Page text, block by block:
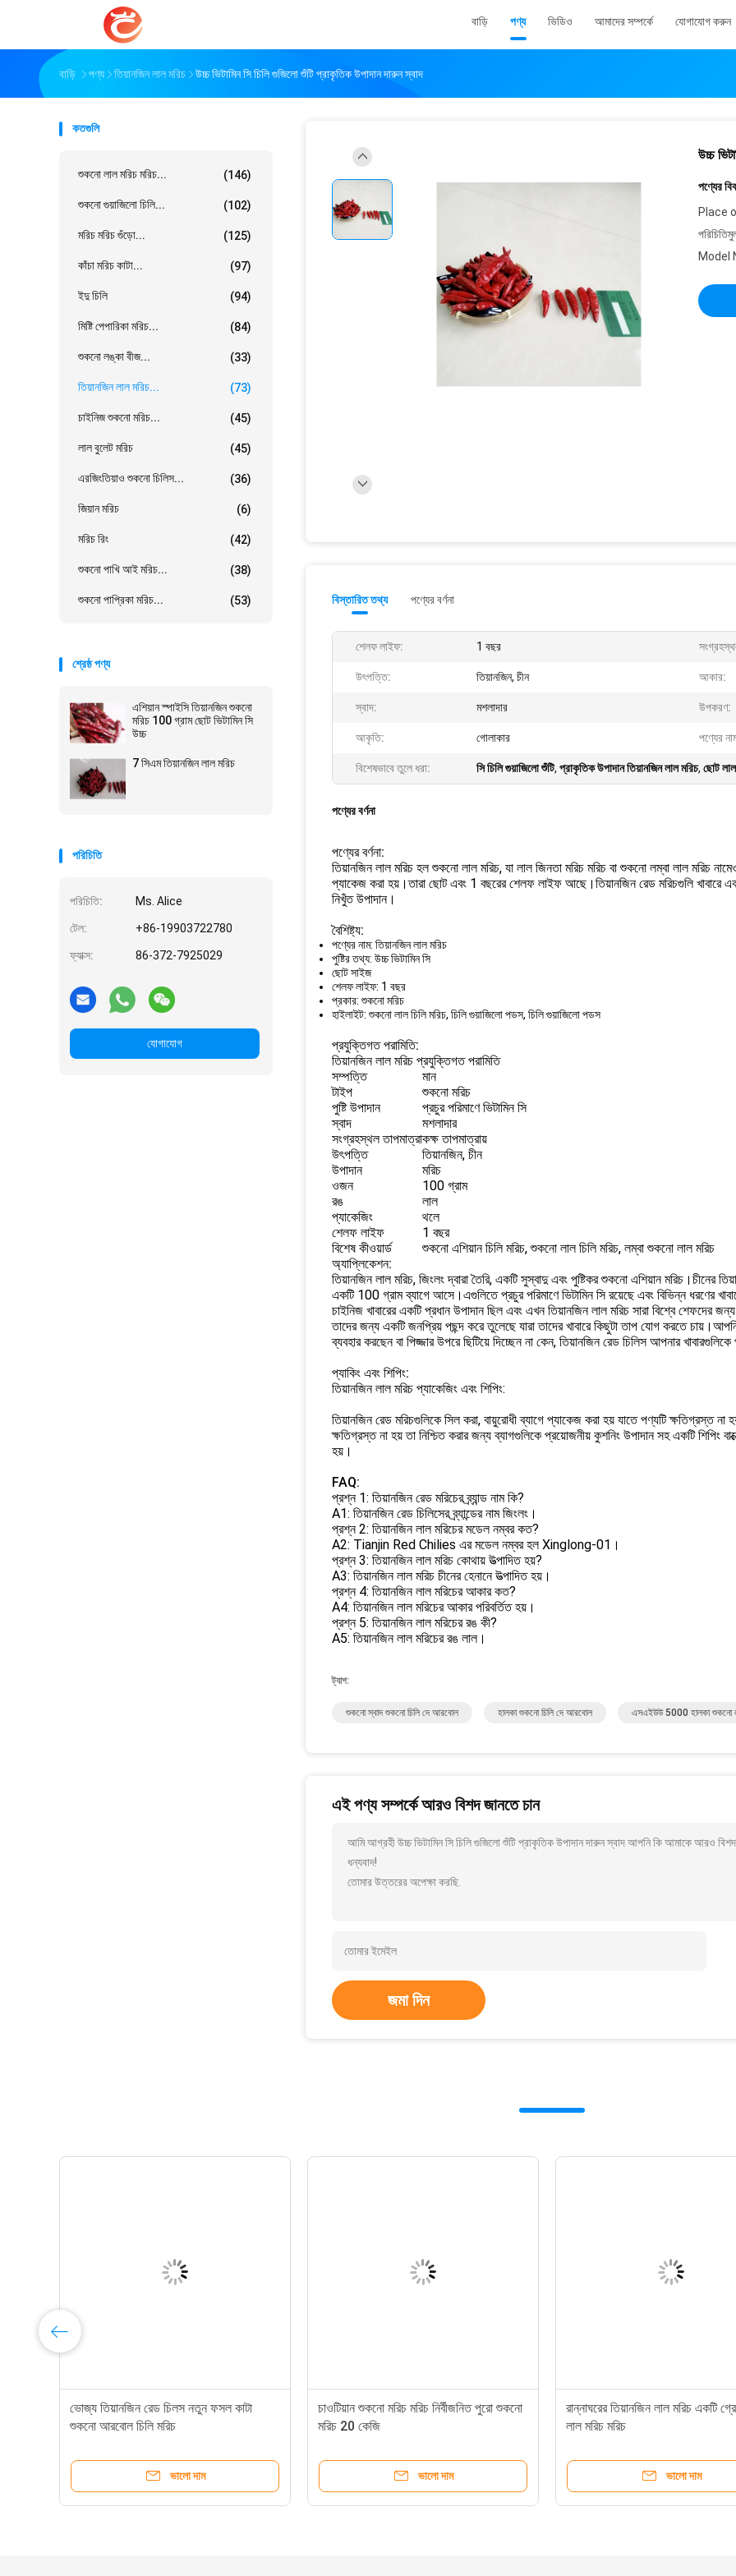
বাড়ি পণ্য ভিডিও আমাদের সম্পর্কে যোগাযোগ করুন
বাড়ি পণ্য তিয়ানজিন লাল মরিচ উচ্চ ভিটামিন সি চিলি গুজিলো শুঁটি প্রাকৃতিক উপাদান দারুন স্বাদ
কতগুলি
শুকনো লাল মরিচ মরিচ... (146)
শুকনো গুয়াজিলো চিলি... (102)
মরিচ মরিচ গুঁড়ো... (125)
কাঁচা মরিচ কাটা... (97)
ইদু চিলি (94)
মিষ্টি পেপারিকা মরিচ... (84)
শুকনো লঙ্কা বীজ... (33)
তিয়ানজিন লাল মরিচ... (73)
চাইনিজ শুকনো মরিচ... (45)
লাল বুলেট মরিচ (45)
এরজিংতিয়াও শুকনো চিলিস... (36)
জিয়ান মরিচ (6)
মরিচ রিং (42)
শুকনো পাখি আই মরিচ... (38)
শুকনো পাপ্রিকা মরিচ... (53)
শ্রেষ্ঠ পণ্য
এশিয়ান স্পাইসি তিয়ানজিন শুকনো
মরিচ 100 গ্রাম ছোট ভিটামিন সি
উচ্চ
7 সিএম তিয়ানজিন লাল মরিচ
পরিচিতি
পরিচিতি: Ms. Alice
টেল: +86-19903722780
ফ্যাক্স: 86-372-7925029
যোগাযোগ
উচ্চ
পণ্যের
Place
Model
বিস্তারিত তথ্য পণ্যের বর্ণনা
শেলফ লাইফ: 1 বছর
উৎপত্তি: তিয়ানজিন, চীন আকার:
স্বাদ: মশলাদার উপকরণ:
আকৃতি: গোলাকার পণ্যের
বিশেষভাবে তুলে ধরা: সি চিলি গুয়াজিলো শুঁটি, প্রাকৃতিক উপাদান তিয়ানজিন লাল মরিচ, ছোট লাল
পণ্যের বর্ণনা
পণ্যের বর্ণনা:
তিয়ানজিন লাল মরিচ হল শুকনো লাল মরিচ, যা লাল জিনতা মরিচ মরিচ বা শুকনো লম্বা লাল মরিচ
প্যাকেজ করা হয়।তারা ছোট এবং 1 বছরের শেলফ লাইফ আছে।তিয়ানজিন রেড মরিচগুলি খাবারে
নিখুঁত উপাদান।
বৈশিষ্ট্য:
পণ্যের নাম: তিয়ানজিন লাল মরিচ
পুষ্টির তথ্য: উচ্চ ভিটামিন সি
ছোট সাইজ
শেলফ লাইফ: 1 বছর
প্রকার: শুকনো মরিচ
হাইলাইট: শুকনো লাল চিলি মরিচ, চিলি গুয়াজিলো পডস, চিলি গুয়াজিলো পডস
প্রযুক্তিগত পরামিতি:
তিয়ানজিন লাল মরিচ প্রযুক্তিগত পরামিতি
সম্পত্তি
মান
টাইপ
শুকনো মরিচ
পুষ্টি উপাদান
প্রচুর পরিমাণে ভিটামিন সি
স্বাদ
মশলাদার
সংগ্রহস্থল তাপমাত্রাকক্ষ তাপমাত্রায়
উৎপত্তি
তিয়ানজিন, চীন
উপাদান
মরিচ
ওজন
100 গ্রাম
রঙ
লাল
প্যাকেজিং
থলে
শেলফ লাইফ
1 বছর
বিশেষ কীওয়ার্ড
শুকনো এশিয়ান চিলি মরিচ, শুকনো লাল চিলি মরিচ, লম্বা শুকনো লাল মরিচ
অ্যাপ্লিকেশন:
তিয়ানজিন লাল মরিচ, জিংলং দ্বারা তৈরি, একটি সুস্বাদু এবং পুষ্টিকর শুকনো এশিয়ান
একটি 100 গ্রাম ব্যাগে আসে।এগুলিতে প্রচুর পরিমাণে ভিটামিন সি রয়েছে এবং বিভিন্ন ধরণের
চাইনিজ খাবারের একটি প্রধান উপাদান ছিল এবং এখন তিয়ানজিন লাল মরিচ সারা বিশ্বে শেফদের
তাদের জন্য একটি জনপ্রিয় পছন্দ করে তুলেছে যারা তাদের খাবারে কিছুটা তাপ যোগ করতে
ব্যবহার করছেন বা পিজ্জার উপরে ছিটিয়ে দিচ্ছেন না কেন, তিয়ানজিন রেড চিলিস আপনার
প্যাকিং এবং শিপিং:
তিয়ানজিন লাল মরিচ প্যাকেজিং এবং শিপিং:
তিয়ানজিন রেড মরিচগুলিকে সিল করা, বায়ুরোধী ব্যাগে প্যাকেজ করা হয় যাতে পণ্যটি ক্ষতিগ্রস্ত
ক্ষতিগ্রস্ত না হয় তা নিশ্চিত করার জন্য ব্যাগগুলিকে প্রয়োজনীয় কুশনিং উপাদান সহ একটি শিপিং
হয়।
FAQ:
প্রশ্ন 1: তিয়ানজিন রেড মরিচের ব্র্যান্ড নাম কি?
A1: তিয়ানজিন রেড চিলিসের ব্র্যান্ডের নাম জিংলং।
প্রশ্ন 2: তিয়ানজিন লাল মরিচের মডেল নম্বর কত?
A2: Tianjin Red Chilies এর মডেল নম্বর হল Xinglong-01।
প্রশ্ন 3: তিয়ানজিন লাল মরিচ কোথায় উত্পাদিত হয়?
A3: তিয়ানজিন লাল মরিচ চীনের হেনানে উত্পাদিত হয়।
প্রশ্ন 4: তিয়ানজিন লাল মরিচের আকার কত?
A4: তিয়ানজিন লাল মরিচের আকার পরিবর্তিত হয়।
প্রশ্ন 5: তিয়ানজিন লাল মরিচের রঙ কী?
A5: তিয়ানজিন লাল মরিচের রঙ লাল।
ট্যাগ:
শুকনো স্বাদ শুকনো চিলি দে আরবোল হালকা শুকনো চিলি দে আরবোল এসএইউউ 5000 হালকা শুকনো
এই পণ্য সম্পর্কে আরও বিশদ জানতে চান
আমি আগ্রহী উচ্চ ভিটামিন সি চিলি গুজিলো শুঁটি প্রাকৃতিক উপাদান দারুন স্বাদ আপনি কি আমাকে আরও বিশদ
ধন্যবাদ!
তোমার উত্তরের অপেক্ষা করছি.
জমা দিন
ভোজ্য তিয়ানজিন রেড চিলস নতুন ফসল কাটা
শুকনো আরবোল চিলি মরিচ
ভালো দাম
চাওটিয়ান শুকনো মরিচ মরিচ নির্বীজনিত পুরো শুকনো
মরিচ 20 কেজি
ভালো দাম
রান্নাঘরের তিয়ানজিন লাল মরিচ একটি
লাল মরিচ মরিচ
ভালো দাম